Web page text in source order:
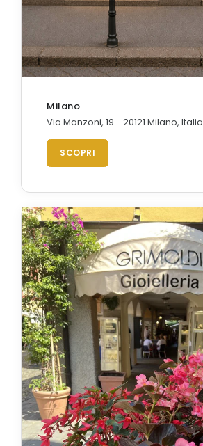
Milano
Via Manzoni, 19 - 20121 Milano, Italia
SCOPRI